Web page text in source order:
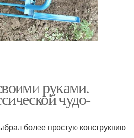
руками.
чудо-
более простую конструкцию